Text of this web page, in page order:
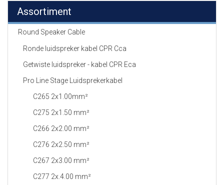
Assortiment
Round Speaker Cable
Ronde luidspreker kabel CPR Cca
Getwiste luidspreker - kabel CPR Eca
Pro Line Stage Luidsprekerkabel
C265 2x1.00mm²
C275 2x1.50 mm²
C266 2x2.00 mm²
C276 2x2.50 mm²
C267 2x3.00 mm²
C277 2x.4.00 mm²